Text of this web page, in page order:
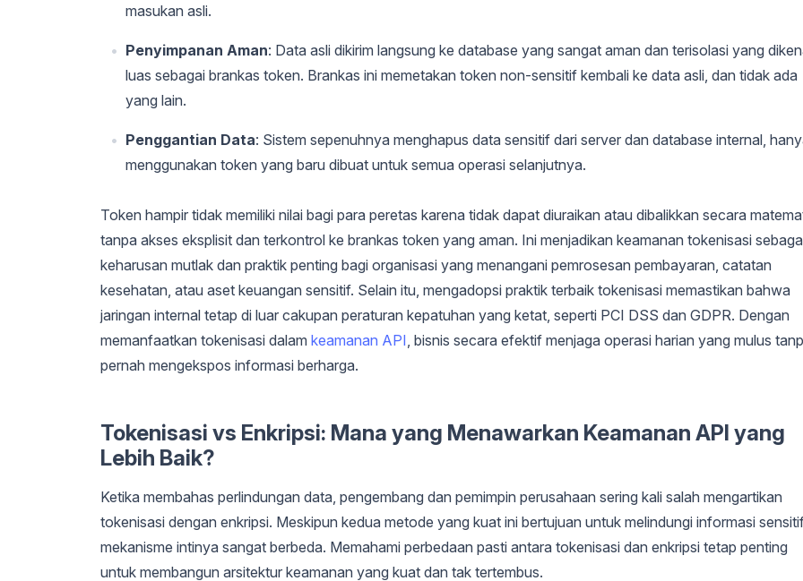
masukan asli.
Penyimpanan Aman: Data asli dikirim langsung ke database yang sangat aman dan terisolasi yang
luas sebagai brankas token. Brankas ini memetakan token non-sensitif kembali ke data asli, dan tidak ada
yang lain.
Penggantian Data: Sistem sepenuhnya menghapus data sensitif dari server dan database internal,
menggunakan token yang baru dibuat untuk semua operasi selanjutnya.
Token hampir tidak memiliki nilai bagi para peretas karena tidak dapat diuraikan atau dibalikkan secara
tanpa akses eksplisit dan terkontrol ke brankas token yang aman. Ini menjadikan keamanan tokenisasi
keharusan mutlak dan praktik penting bagi organisasi yang menangani pemrosesan pembayaran, catatan
kesehatan, atau aset keuangan sensitif. Selain itu, mengadopsi praktik terbaik tokenisasi memastikan bahwa
jaringan internal tetap di luar cakupan peraturan kepatuhan yang ketat, seperti PCI DSS dan GDPR. Dengan
memanfaatkan tokenisasi dalam keamanan API , bisnis secara efektif menjaga operasi harian yang mulus
pernah mengekspos informasi berharga.
Tokenisasi vs Enkripsi: Mana yang Menawarkan Keamanan API yang
Lebih Baik?
Ketika membahas perlindungan data, pengembang dan pemimpin perusahaan sering kali salah mengartikan
tokenisasi dengan enkripsi. Meskipun kedua metode yang kuat ini bertujuan untuk melindungi informasi
mekanisme intinya sangat berbeda. Memahami perbedaan pasti antara tokenisasi dan enkripsi tetap penting
untuk membangun arsitektur keamanan yang kuat dan tak tertembus.